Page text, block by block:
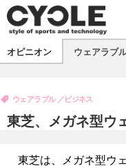
製品/用品
飲食
コラム
ボイス
デバイス
ビジネス
海外
スポーツ
短信
イベント
オピニオン ウェアラブ
東芝、メガネ型ウ
ウェアラブル ビジネス
東芝は、メガネ型ウ